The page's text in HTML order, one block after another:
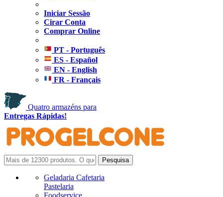
Iniciar Sessão
Cirar Conta
Comprar Online
PT - Português
ES - Español
EN - English
FR - Français
Quatro armazéns para
Entregas Rápidas!
Geladaria Cafetaria
Pastelaria
Foodservice